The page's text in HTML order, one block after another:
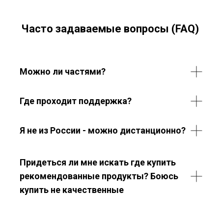
Часто задаваемые вопросы (FAQ)
Можно ли частями?
Где проходит поддержка?
Я не из России - можно дистанционно?
Придеться ли мне искать где купить
рекомендованные продукты? Боюсь
купить не качественные